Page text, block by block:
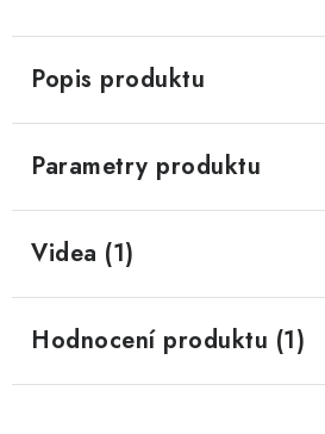
Popis produktu
Parametry produktu
Videa (1)
Hodnocení produktu (1)